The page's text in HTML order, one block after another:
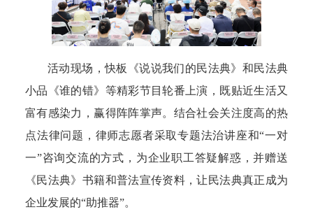
活动现场，快板《说说我们的民法典》和民法典
小品《谁的错》等精彩节目轮番上演，既贴近生活又
富有感染力，赢得阵阵掌声。结合社会关注度高的热
点法律问题，律师志愿者采取专题法治讲座和“一对
一”咨询交流的方式，为企业职工答疑解惑，并赠送
《民法典》书籍和普法宣传资料，让民法典真正成为
企业发展的“助推器”。